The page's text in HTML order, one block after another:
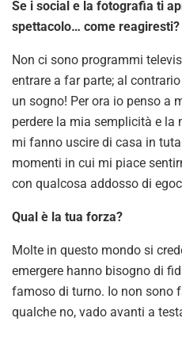
Se i social e la fotografia ti
spettacolo… come reagiresti?
Non ci sono programmi
entrare a far parte; al
un sogno! Per ora io penso a
perdere la mia semplicità e
mi fanno uscire di casa in
momenti in cui mi piace
con qualcosa addosso di
Qual è la tua forza?
Molte in questo mondo si
emergere hanno bisogno di
famoso di turno. Io non sono
qualche no, vado avanti a